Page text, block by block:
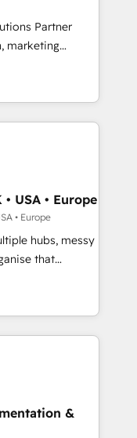
- Custom
automation.
and lead
across
Hubs. -
and
scale, and
Partner
marketing
B2B SEO,
and GEO (AI
Content Hub and
and
Cape
coverage
Gemini and
- Platform
Award -
USA • Europe
• Europe
hubs, messy
to work...
and team
Pipedrive,
other
Hub,
&